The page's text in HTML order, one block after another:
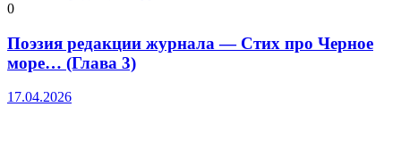
0
Поэзия редакции журнала — Стих про Черное
море… (Глава 3)
17.04.2026